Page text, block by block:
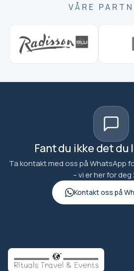
VÅRE
Fant du ikke det
Ta kontakt med oss på WhatsApp
– vi er her for deg
Kontakt oss på